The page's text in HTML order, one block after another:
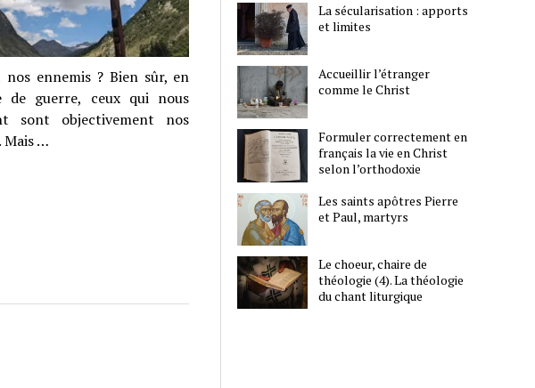
nos ennemis ? Bien sûr, en
de guerre, ceux qui nous
sont objectivement nos
Mais …
La sécularisation : apports
et limites
Accueillir l’étranger
comme le Christ
Formuler correctement en
français la vie en Christ
selon l’orthodoxie
Les saints apôtres Pierre
et Paul, martyrs
Le choeur, chaire de
théologie (4). La théologie
du chant liturgique